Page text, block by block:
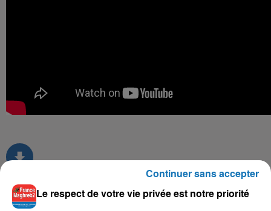
Le respect de votre vie privée est notre priorité
Continuer sans accepter